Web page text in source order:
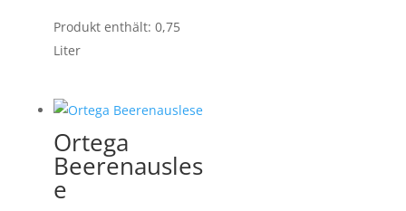
Produkt enthält: 0,75
Liter
Ortega
Beerenausles
e